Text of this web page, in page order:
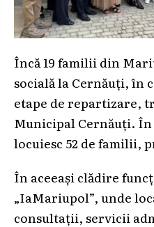
Încă 19 familii din
socială la Cernăuți, în
etape de repartizare,
Municipal Cernăuți.
locuiesc 52 de familii,
În aceeași clădire
„IaMariupol”, unde
consultații, servicii